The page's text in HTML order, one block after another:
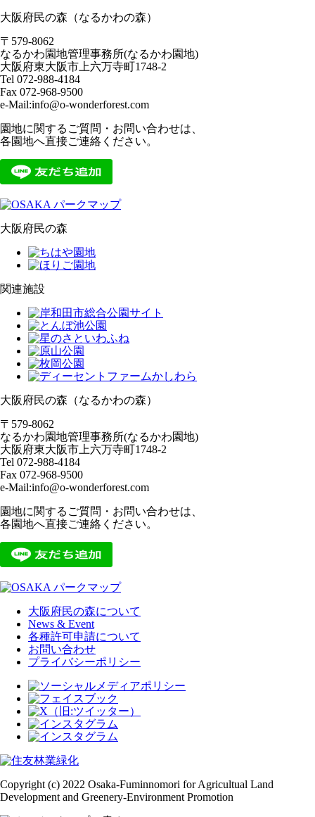
大阪府民の森（なるかわの森）
〒579-8062
なるかわ園地管理事務所(なるかわ園地)
大阪府東大阪市上六万寺町1748-2
Tel 072-988-4184
Fax 072-968-9500
e-Mail:info@o-wonderforest.com
園地に関するご質問・お問い合わせは、
各園地へ直接ご連絡ください。
大阪府民の森
関連施設
大阪府民の森（なるかわの森）
〒579-8062
なるかわ園地管理事務所(なるかわ園地)
大阪府東大阪市上六万寺町1748-2
Tel 072-988-4184
Fax 072-968-9500
e-Mail:info@o-wonderforest.com
園地に関するご質問・お問い合わせは、
各園地へ直接ご連絡ください。
大阪府民の森について
News & Event
各種許可申請について
お問い合わせ
プライバシーポリシー
Copyright (c) 2022 Osaka-Fuminnomori for Agricultual Land
Development and Greenery-Environment Promotion